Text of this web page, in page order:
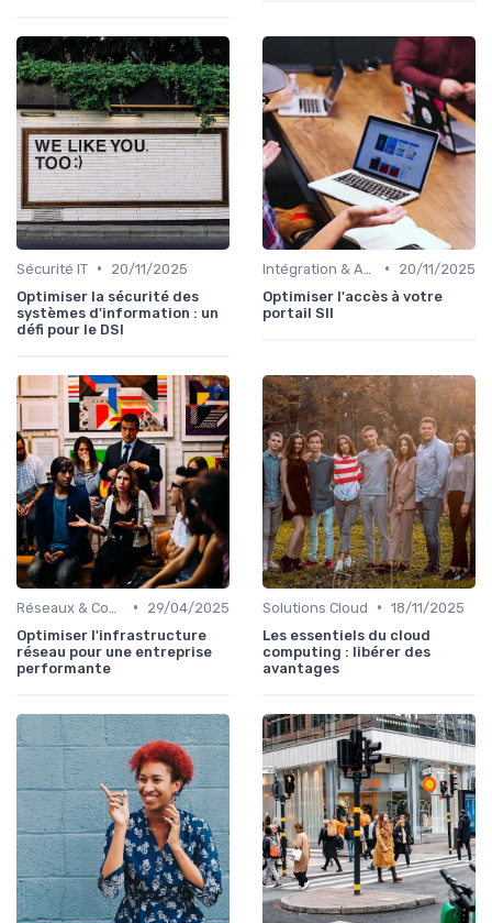
Sécurité IT •
20/11/2025
Optimiser la sécurité des
systèmes d'information : un
défi pour le DSI
•
20/11/2025
Optimiser l'accès à votre
portail SII
•
29/04/2025
Optimiser l'infrastructure
réseau pour une entreprise
performante
Solutions Cloud • 18/11/2025
Les essentiels du cloud
computing : libérer des
avantages